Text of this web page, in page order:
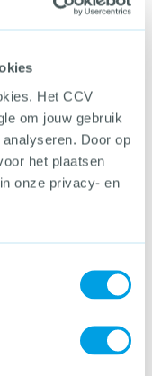
Het CCV
om jouw gebruik
Door op
het plaatsen
onze privacy- en